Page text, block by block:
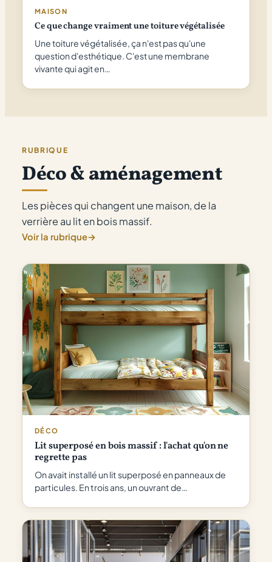
MAISON
Ce que change vraiment une toiture végétalisée
Une toiture végétalisée, ça n'est pas qu'une
question d'esthétique. C'est une membrane
vivante qui agit en…
RUBRIQUE
Déco & aménagement
Les pièces qui changent une maison, de la
verrière au lit en bois massif.
Voir la rubrique→
DÉCO
Lit superposé en bois massif : l'achat qu'on ne
regrette pas
On avait installé un lit superposé en panneaux de
particules. En trois ans, un ouvrant de…